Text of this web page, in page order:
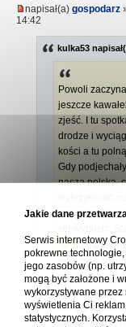
napisał(a) gospodarz
14:42
kulka53
Powoli
jeszcze
zjeść. I tu
drodze i
kości a tu
Gdy
naszą polską,
rozumiemy), w
na
jeszcze
odniesieniu do
złego, nawet
ale oni są tak
ten sposób -
Jakie dane
Serwis internetowy
pokrewne
jego zasobów (np.
mogą być założone i
wykorzystywane
wyświetlenia Ci
statystycznych.